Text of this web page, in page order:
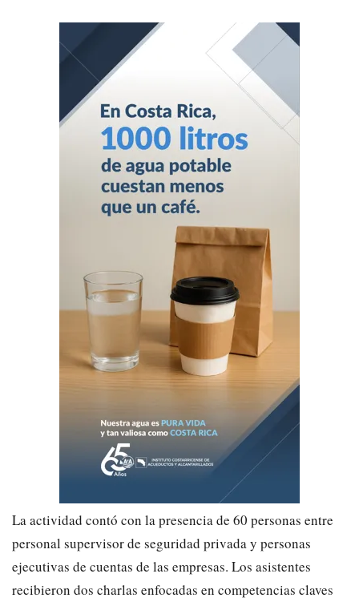
La actividad contó con la presencia de 60 personas entre
personal supervisor de seguridad privada y personas
ejecutivas de cuentas de las empresas. Los asistentes
recibieron dos charlas enfocadas en competencias claves